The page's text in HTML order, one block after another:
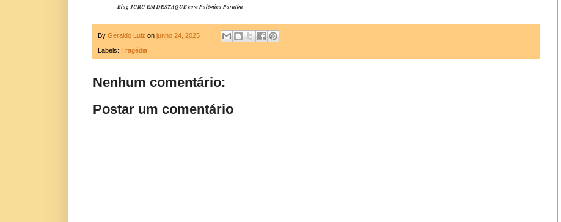
Blog JURU EM DESTAQUE com Polêmica Paraíba
By Geraldo Luiz on junho 24, 2025
Labels: Tragédia
Nenhum comentário:
Postar um comentário